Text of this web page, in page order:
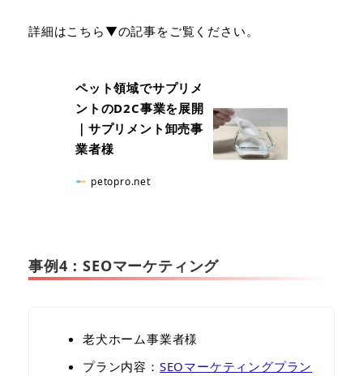
詳細はこちら▼の記事をご覧ください。
ペット領域でサプリメ
ントのD2C事業を展開
｜サプリメント卸売事
業者様
petopro.net
事例4：SEOマーケティング
老犬ホーム事業者様
プラン内容： SEOマーケティングプラン